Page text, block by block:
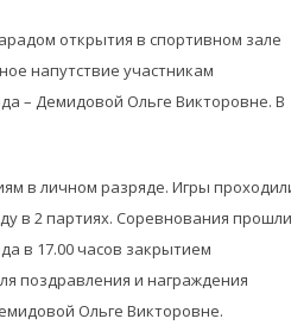
открытия в спортивном зале
напутствие участникам
– Демидовой Ольге Викторовне. В
в личном разряде. Игры
в 2 партиях. Соревнования прошли
в 17.00 часов закрытием
поздравления и награждения
Ольге Викторовне.